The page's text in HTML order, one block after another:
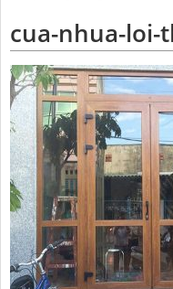
cua-nhua-loi-